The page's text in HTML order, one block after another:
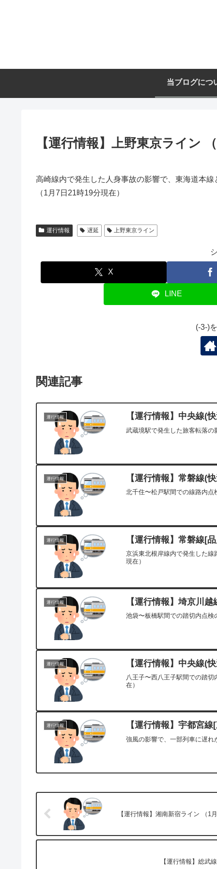
当ブログにつ
【運行情報】上野東京ライン
高崎線内で発生した人身事故の影響で、東海道本線
（1月7日21時19分現在）
運行情報 遅延 上野東京ライン
X
LINE
(-3-)
関連記事
運行情報 【運行情報】中央線(
武蔵境駅で発生した旅客転落の
運行情報 【運行情報】常磐線(
北千住〜松戸駅間での線路内点
運行情報 【運行情報】常磐線[
京浜東北根岸線内で発生した
現在）
運行情報 【運行情報】埼京川
池袋〜板橋駅間での踏切内点検
運行情報 【運行情報】中央線(
八王子〜西八王子駅間での踏
在）
運行情報 【運行情報】宇都宮
強風の影響で、一部列車に遅れ
【運行情報】湘南新宿ライン （1
【運行情報】総武